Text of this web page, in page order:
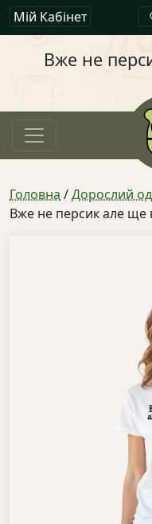
Мій Кабінет
Вже не
Головна /Дорослий
Вже не персик але ще